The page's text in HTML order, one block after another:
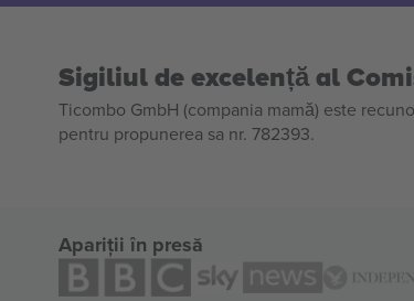
Sigiliul de excelență al
Ticombo GmbH (compania mamă) este
pentru propunerea sa nr. 782393.
Apariții în presă